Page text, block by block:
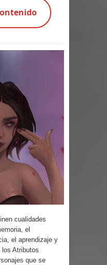
Gobiernan a
de mi Enemigo
del Infierno
Hijo Prodigo
Raro
cualidades
el
el aprendizaje y
Atributos
que se